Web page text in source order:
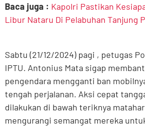
Baca juga : Kapolri Pastikan
Libur Nataru Di Pelabuhan Tanjung
Sabtu (21/12/2024) pagi , petugas
IPTU. Antonius Mata sigap
pengendara mengganti ban
tengah perjalanan. Aksi cepat
dilakukan di bawah teriknya
mengurangi semangat mereka